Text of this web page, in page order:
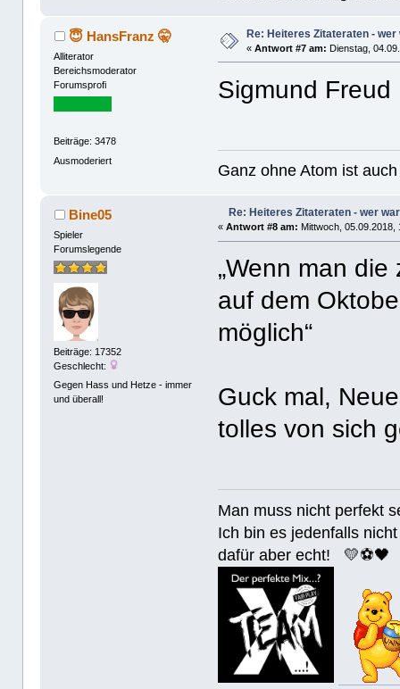
😇 HansFranz 🤫
Alliterator
Bereichsmoderator
Forumsprofi
Beiträge: 3478
Ausmoderiert
Re: Heiteres Zitateraten -
«Antwort #7 am: Dienstag,
Sigmund Freud
Ganz ohne Atom ist
Bine05
Spieler
Forumslegende
Beiträge: 17352
Geschlecht:
Gegen Hass und Hetze - immer
und überall!
Re: Heiteres Zitateraten - wer
«Antwort #8 am: Mittwoch, 05.09.2018,
„Wenn man
auf dem
möglich“
Guck mal,
tolles von sich
Man muss nicht
Ich bin es jedenfalls
dafür aber echt! 💛⚽️🖤